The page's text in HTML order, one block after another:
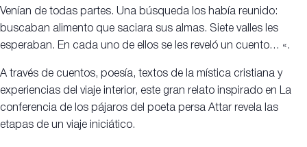
Venían de todas partes. Una búsqueda los había reunido:
buscaban alimento que saciara sus almas. Siete valles les
esperaban. En cada uno de ellos se les reveló un cuento… «.
A través de cuentos, poesía, textos de la mística cristiana y
experiencias del viaje interior, este gran relato inspirado en La
conferencia de los pájaros del poeta persa Attar revela las
etapas de un viaje iniciático.